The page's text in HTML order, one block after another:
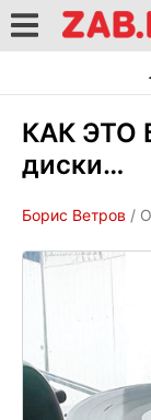
КАК ЭТО
диски…
Борис Ветров /